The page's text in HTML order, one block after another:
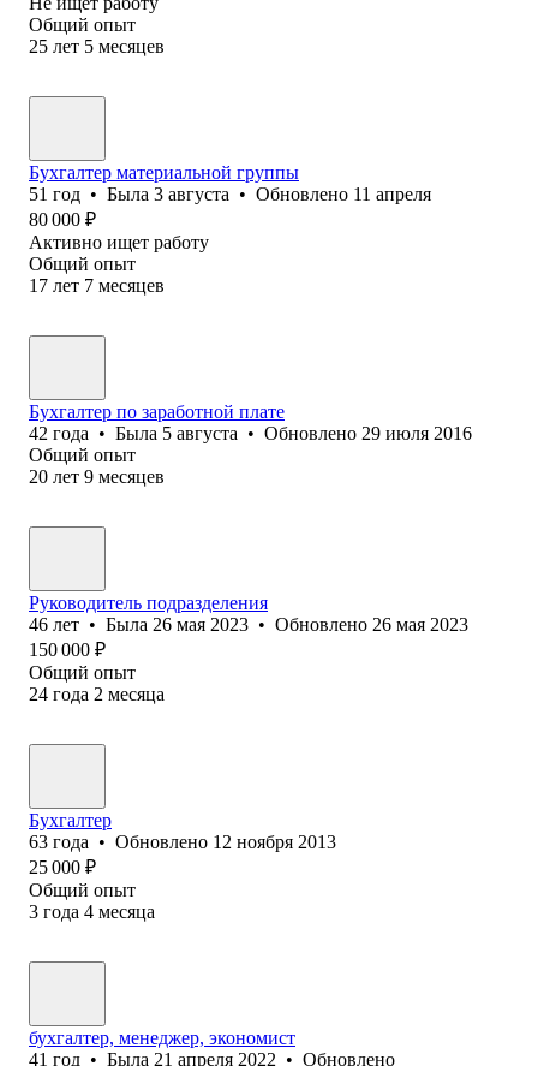
Общий опыт
25 лет 5 месяцев
Бухгалтер материальной группы
51 год • Была 3 августа • Обновлено 11 апреля
80 000 ₽
Активно ищет работу
Общий опыт
17 лет 7 месяцев
Бухгалтер по заработной плате
42 года • Была 5 августа • Обновлено 29 июля 2016
Общий опыт
20 лет 9 месяцев
Руководитель подразделения
46 лет • Была 26 мая 2023 • Обновлено 26 мая 2023
150 000 ₽
Общий опыт
24 года 2 месяца
Бухгалтер
63 года • Обновлено 12 ноября 2013
25 000 ₽
Общий опыт
3 года 4 месяца
бухгалтер, менеджер, экономист
41 год • Была 21 апреля 2022 • Обновлено